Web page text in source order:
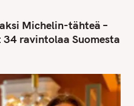
Michelin-tähteä –
ravintolaa Suomesta